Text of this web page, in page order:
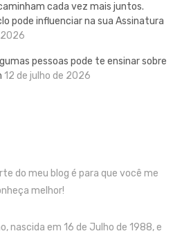
cada vez mais juntos.
pode influenciar na sua Assinatura
2026
pessoas pode te ensinar sobre
12 de julho de 2026
do meu blog é para que você me
melhor!
nascida em 16 de Julho de 1988, e